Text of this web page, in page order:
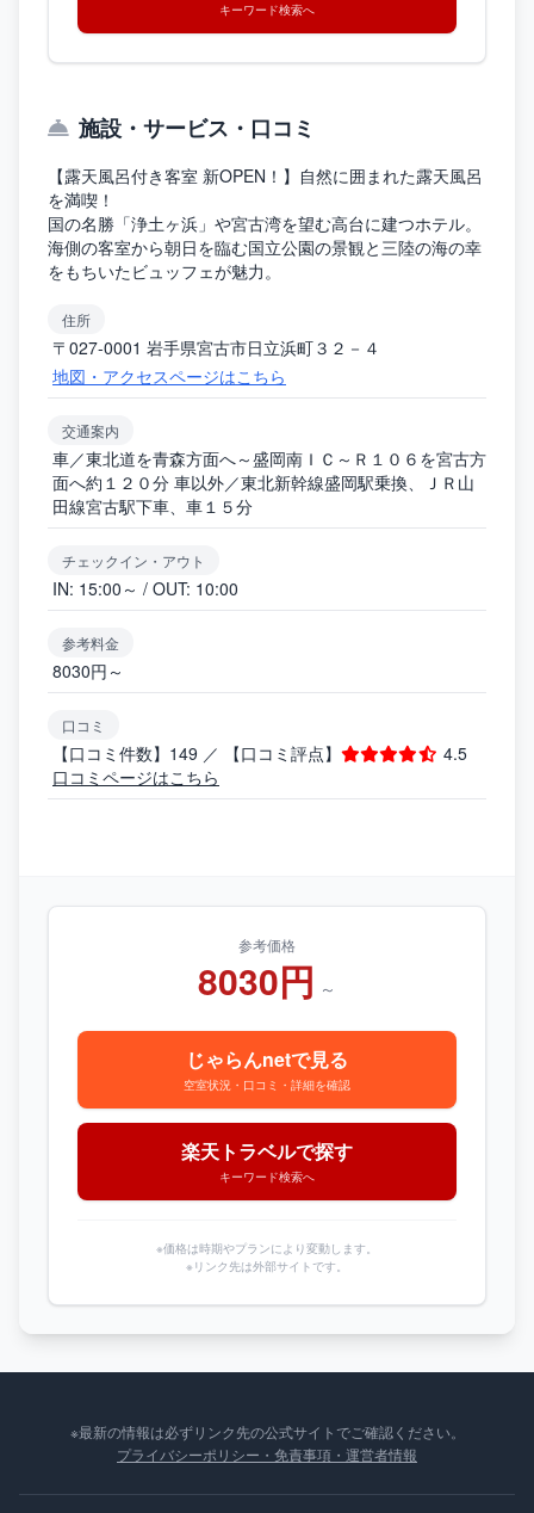
キーワード検索へ
施設・サービス・口コミ
【露天風呂付き客室 新OPEN！】自然に囲まれた露天風呂
を満喫！
国の名勝「浄土ヶ浜」や宮古湾を望む高台に建つホテル。
海側の客室から朝日を臨む国立公園の景観と三陸の海の幸
をもちいたビュッフェが魅力。
住所
〒027-0001 岩手県宮古市日立浜町３２－４
地図・アクセスページはこちら
交通案内
車／東北道を青森方面へ～盛岡南ＩＣ～Ｒ１０６を宮古方
面へ約１２０分 車以外／東北新幹線盛岡駅乗換、ＪＲ山
田線宮古駅下車、車１５分
チェックイン・アウト
IN: 15:00～ / OUT: 10:00
参考料金
8030円～
口コミ
【口コミ件数】149 ／ 【口コミ評点】
4.5
口コミページはこちら
参考価格
8030円 ～
じゃらんnetで見る
空室状況・口コミ・詳細を確認
楽天トラベルで探す
キーワード検索へ
※価格は時期やプランにより変動します。
※リンク先は外部サイトです。
※最新の情報は必ずリンク先の公式サイトでご確認ください。
プライバシーポリシー・免責事項・運営者情報